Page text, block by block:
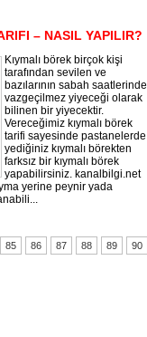
– NASIL YAPILIR?
Kıymalı börek birçok kişi
tarafından sevilen ve
bazılarının sabah saatlerinde
vazgeçilmez yiyeceği olarak
bilinen bir yiyecektir.
Vereceğimiz kıymalı börek
tarifi sayesinde pastanelerde
yediğiniz kıymalı börekten
farksız bir kıymalı börek
yapabilirsiniz. kanalbilgi.net
yerine peynir yada
85 86 87 88 89 90